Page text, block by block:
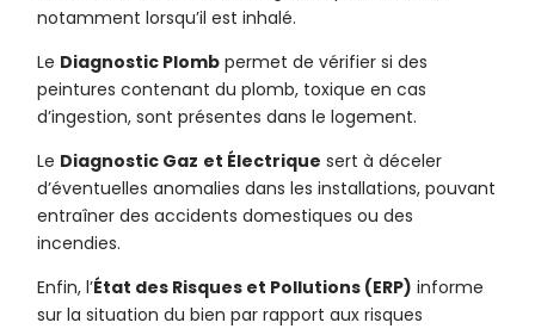
notamment lorsqu’il est inhalé.
Le Diagnostic Plomb permet de vérifier si des
peintures contenant du plomb, toxique en cas
d’ingestion, sont présentes dans le logement.
Le Diagnostic Gaz et Électrique sert à déceler
d’éventuelles anomalies dans les installations, pouvant
entraîner des accidents domestiques ou des
incendies.
Enfin, l’État des Risques et Pollutions (ERP) informe
sur la situation du bien par rapport aux risques